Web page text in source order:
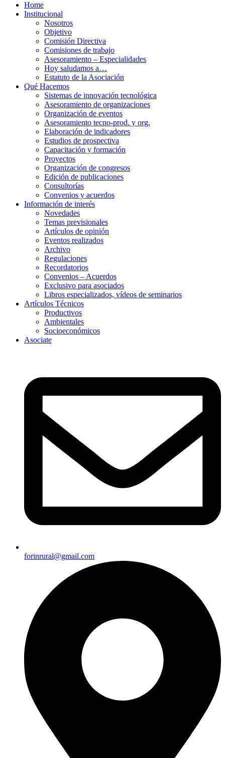
Home
Institucional
Nosotros
Objetivo
Comisión Directiva
Comisiones de trabajo
Asesoramiento – Especialidades
Hoy saludamos a…
Estatuto de la Asociación
Qué Hacemos
Sistemas de innovación tecnológica
Asesoramiento de organizaciones
Organización de eventos
Asesoramiento tecno-prod. y org.
Elaboración de indicadores
Estudios de prospectiva
Capacitación y formación
Proyectos
Organización de congresos
Edición de publicaciones
Consultorías
Convenios y acuerdos
Información de interés
Novedades
Temas previsionales
Artículos de opinión
Eventos realizados
Archivo
Regulaciones
Recordatorios
Convenios – Acuerdos
Exclusivo para asociados
Libros especializados, vídeos de seminarios
Artículos Técnicos
Productivos
Ambientales
Socioeconómicos
Asociate
forinrural@gmail.com